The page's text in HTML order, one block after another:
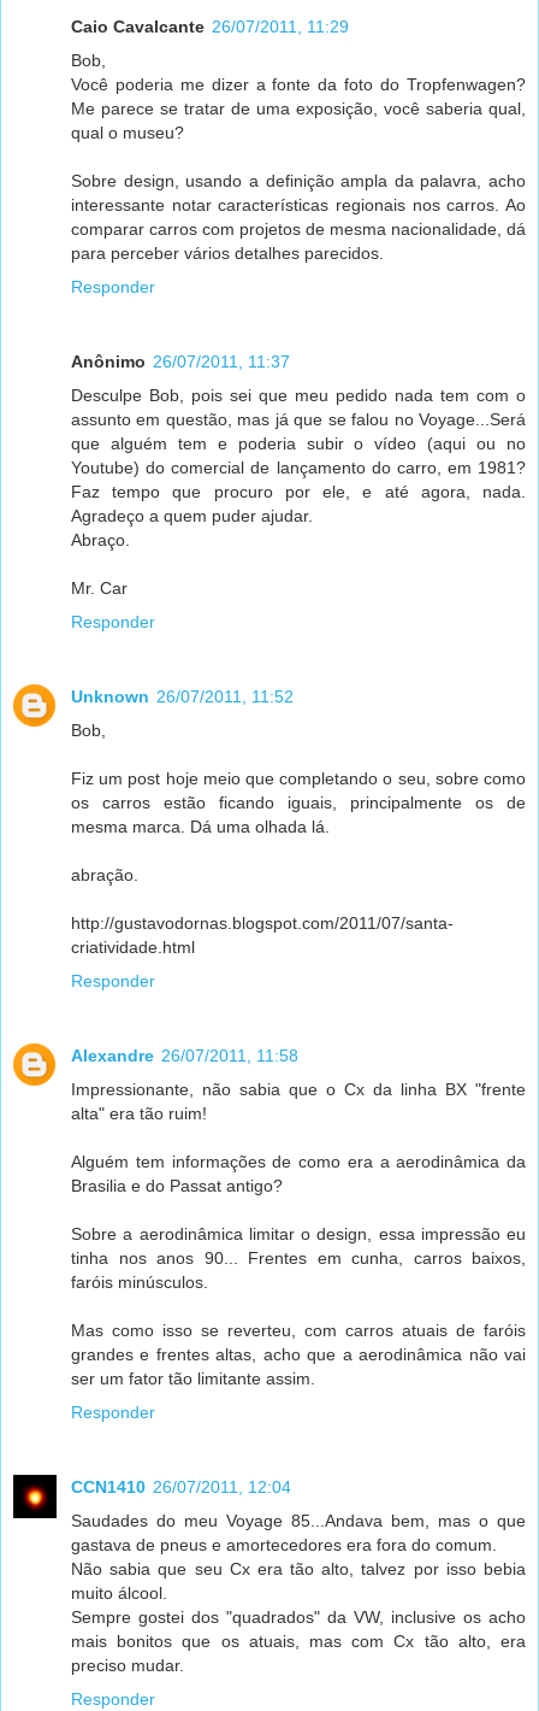
Caio Cavalcante 26/07/2011, 11:29
Bob,
Você poderia me dizer a fonte da foto do Tropfenwagen?
Me parece se tratar de uma exposição, você saberia qual,
qual o museu?
Sobre design, usando a definição ampla da palavra, acho
interessante notar características regionais nos carros. Ao
comparar carros com projetos de mesma nacionalidade, dá
para perceber vários detalhes parecidos.
Responder
Anônimo 26/07/2011, 11:37
Desculpe Bob, pois sei que meu pedido nada tem com o
assunto em questão, mas já que se falou no Voyage...Será
que alguém tem e poderia subir o vídeo (aqui ou no
Youtube) do comercial de lançamento do carro, em 1981?
Faz tempo que procuro por ele, e até agora, nada.
Agradeço a quem puder ajudar.
Abraço.
Mr. Car
Responder
Unknown 26/07/2011, 11:52
Bob,
Fiz um post hoje meio que completando o seu, sobre como
os carros estão ficando iguais, principalmente os de
mesma marca. Dá uma olhada lá.
abração.
http://gustavodornas.blogspot.com/2011/07/santa-
criatividade.html
Responder
Alexandre 26/07/2011, 11:58
Impressionante, não sabia que o Cx da linha BX "frente
alta" era tão ruim!
Alguém tem informações de como era a aerodinâmica da
Brasilia e do Passat antigo?
Sobre a aerodinâmica limitar o design, essa impressão eu
tinha nos anos 90... Frentes em cunha, carros baixos,
faróis minúsculos.
Mas como isso se reverteu, com carros atuais de faróis
grandes e frentes altas, acho que a aerodinâmica não vai
ser um fator tão limitante assim.
Responder
CCN1410 26/07/2011, 12:04
Saudades do meu Voyage 85...Andava bem, mas o que
gastava de pneus e amortecedores era fora do comum.
Não sabia que seu Cx era tão alto, talvez por isso bebia
muito álcool.
Sempre gostei dos "quadrados" da VW, inclusive os acho
mais bonitos que os atuais, mas com Cx tão alto, era
preciso mudar.
Responder